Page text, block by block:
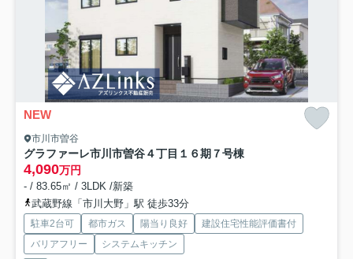
NEW
市川市曽谷
グラファーレ市川市曽谷４丁目１６期 ７号棟
4,090万円
- / 83.65㎡ / 3LDK /新築
武蔵野線「市川大野」駅 徒歩33分
駐車2台可 都市ガス 陽当り良好
建設住宅性能評価書付
バリアフリー
システムキッチン